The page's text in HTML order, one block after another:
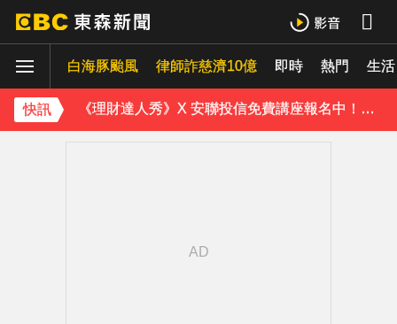
白海豚颱風 律師詐慈濟10億 即時 熱門 生活
快訊
油價繼續凍漲！下週汽油、柴油維持不調整
白海豚颱風逼近 氣象署：本島發陸警機率低
《理財達人秀》X 安聯投信免費講座報名中！搶先卡位 2027